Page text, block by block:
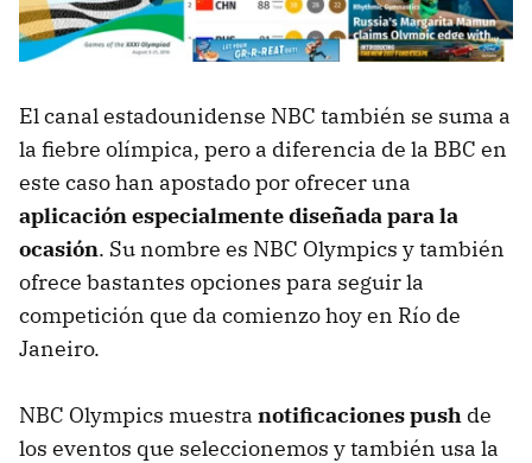
El canal estadounidense NBC también se suma a
la fiebre olímpica, pero a diferencia de la BBC en
este caso han apostado por ofrecer una
aplicación especialmente diseñada para la
ocasión. Su nombre es NBC Olympics y también
ofrece bastantes opciones para seguir la
competición que da comienzo hoy en Río de
Janeiro.
NBC Olympics muestra notificaciones push de
los eventos que seleccionemos y también usa la